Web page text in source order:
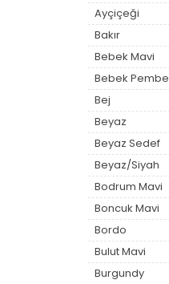
Ayçiçeği
Bakır
Bebek Mavi
Bebek Pembe
Bej
Beyaz
Beyaz Sedef
Beyaz/Siyah
Bodrum Mavi
Boncuk Mavi
Bordo
Bulut Mavi
Burgundy